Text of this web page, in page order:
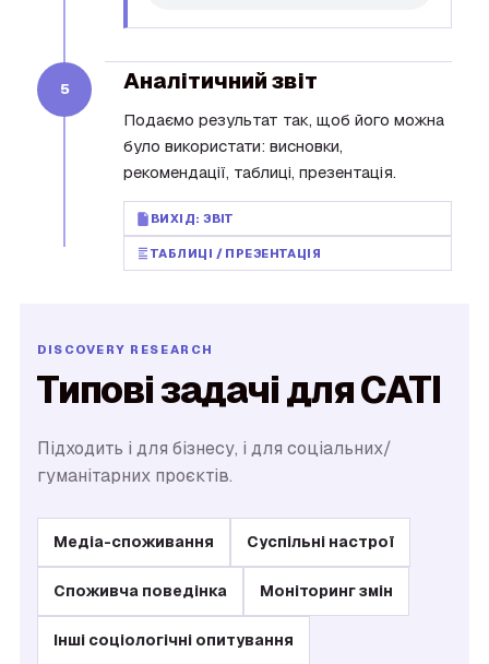
5 Аналітичний звіт
Подаємо результат так, щоб його можна
було використати: висновки,
рекомендації, таблиці, презентація.
ВИХІД: ЗВІТ
ТАБЛИЦІ / ПРЕЗЕНТАЦІЯ
Типові задачі для CATI
Підходить і для бізнесу, і для соціальних/
гуманітарних проєктів.
Медіа-споживання Суспільні настрої
Споживча поведінка Моніторинг змін
Інші соціологічні опитування